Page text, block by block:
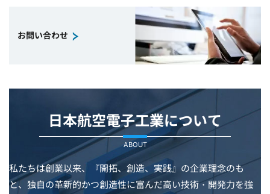
お問い合わせ
日本航空電子工業について
ABOUT
私たちは創業以来、『開拓、創造、実践』の企業理念のも
と、独自の革新的かつ創造性に富んだ高い技術・開発力を強